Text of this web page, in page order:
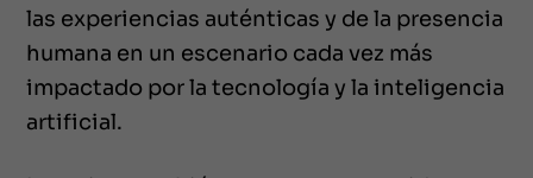
las experiencias auténticas y de la presencia
humana en un escenario cada vez más
impactado por la tecnología y la inteligencia
artificial.